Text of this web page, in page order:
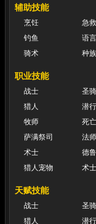
辅助技能
烹饪
急救
钓鱼
语言
骑术
种
职业技能
战士
圣
猎人
潜
牧师
死
萨满祭司
法师
术士
德
猎人宠物
术
天赋技能
战士
圣
猎人
潜